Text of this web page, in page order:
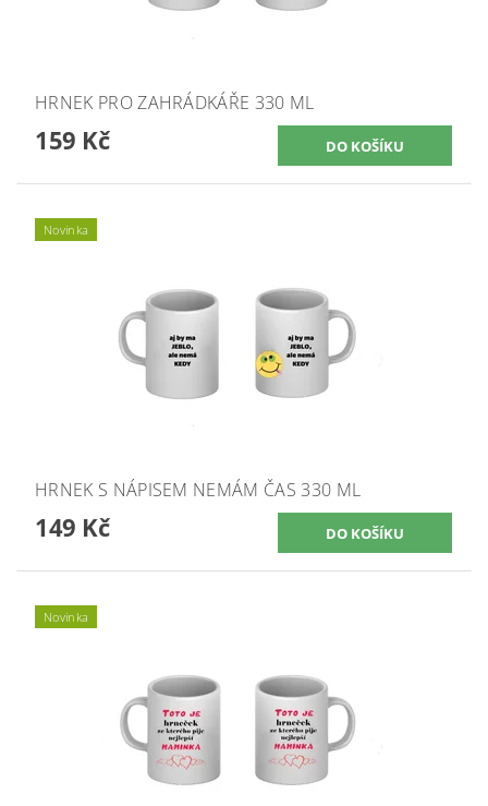
HRNEK PRO ZAHRÁDKÁŘE 330 ML
159 Kč
Novinka
HRNEK S NÁPISEM NEMÁM ČAS 330 ML
149 Kč
Novinka